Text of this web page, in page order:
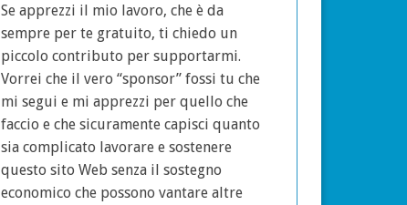
Se apprezzi il mio lavoro, che è da
sempre per te gratuito, ti chiedo un
piccolo contributo per supportarmi.
Vorrei che il vero “sponsor” fossi tu che
mi segui e mi apprezzi per quello che
faccio e che sicuramente capisci quanto
sia complicato lavorare e sostenere
questo sito Web senza il sostegno
economico che possono vantare altre